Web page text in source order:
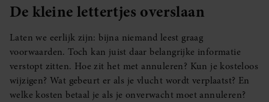
De kleine lettertjes overslaan
Laten we eerlijk zijn: bijna niemand leest graag
voorwaarden. Toch kan juist daar belangrijke informatie
verstopt zitten. Hoe zit het met annuleren? Kun je kosteloos
wijzigen? Wat gebeurt er als je vlucht wordt verplaatst? En
welke kosten betaal je als je onverwacht moet annuleren?